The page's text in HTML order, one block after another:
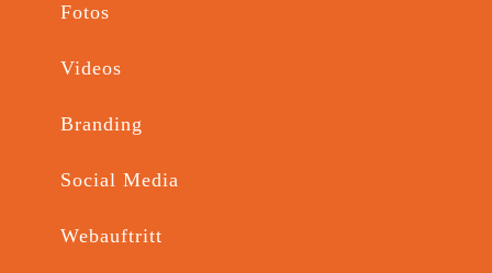
Fotos
Videos
Branding
Social Media
Webauftritt